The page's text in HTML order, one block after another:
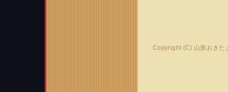
Copyright (C) 山形おき